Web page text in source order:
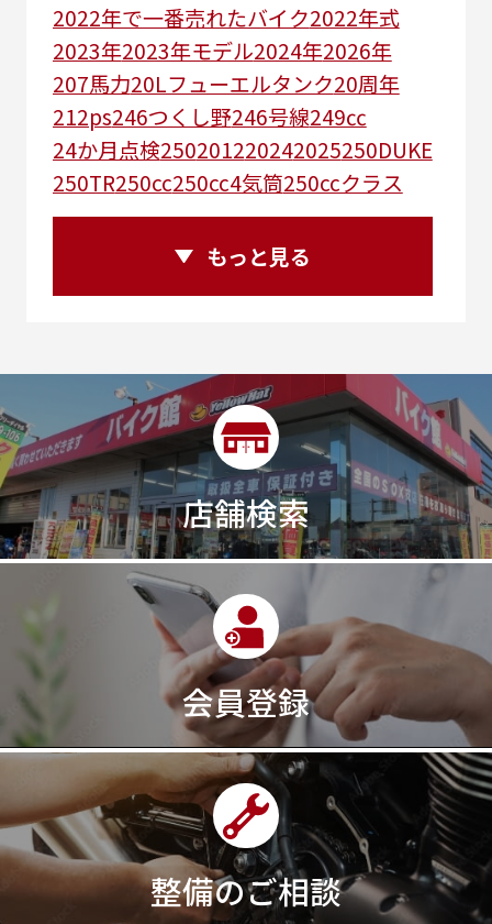
2022年で一番売れたバイク2022年式
2023年2023年モデル2024年2026年
207馬力20Lフューエルタンク20周年
212ps246つくし野246号線249㏄
24か月点検250201220242025250DUKE
250TR250cc250cc4気筒250ccクラス
250ccスーパースポーツ250アメリカン
250ｃｃアドベンチャー250ｃｃツアラー
2年保証付き2月29日まで2本2気筒
2気筒エンジン2級ボイラー技士2輪
300㎞/ｈ30th
30th Anniversary
30th記念モデル30万以下30周年
30周年記念モデル313cc320台限定
320ｃｃ350cc35ps390390ADVENTURE
390DUKE390アドベンチャー
3気筒エンジン
3気筒クロスプレーン3点パニア
3輪スポーツバイク400400X ABS400cc
400ccアメリカン400アメリカン
400ｃｃスポーツ400ｃｃモタード
43馬力464848ps4D94V 4ストローク
4ミニ4月4気筒5/31 5000円 500cc
50cc
50cc新車50cc限定50th Anniversary
50thAnniversary50th記念モデル50周年
50周年記念モデル5600シリーズ
もっと見る
店舗検索
会員登録
整備のご相談